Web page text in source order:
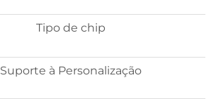
Tipo de chip
Suporte à Personalização